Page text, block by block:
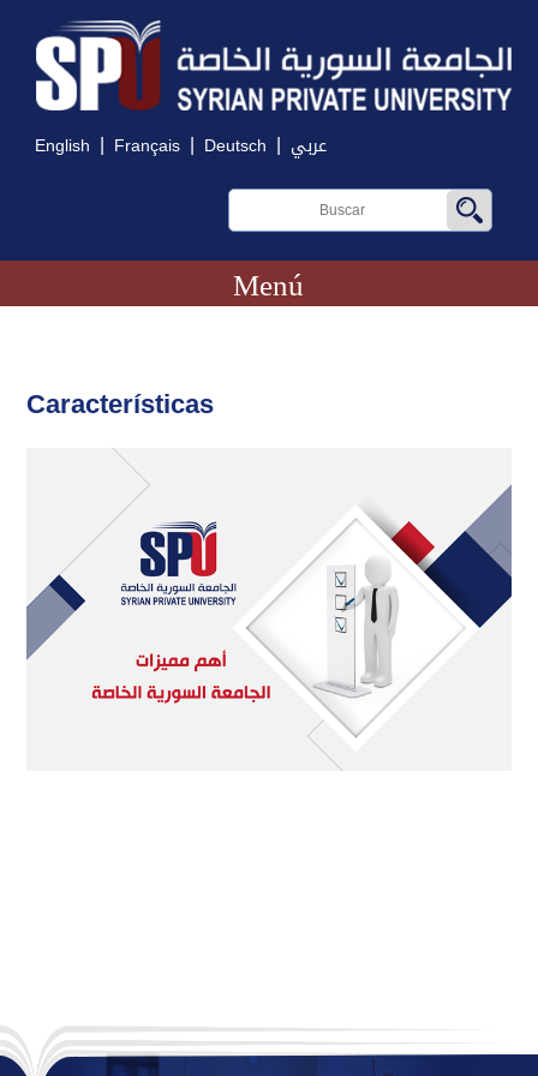
English | Français | Deutsch | عربي
Menú
Características